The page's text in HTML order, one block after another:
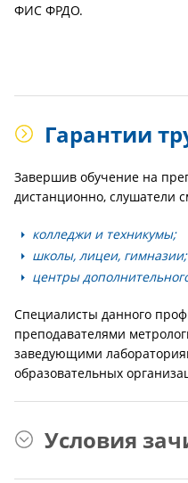
ФИС ФРДО.
Гарантии
Завершив обучение на
дистанционно, слушатели
колледжи и техникумы;
школы, лицеи, гимназии;
центры
Специалисты данного
преподавателями
заведующими
образовательных
Условия